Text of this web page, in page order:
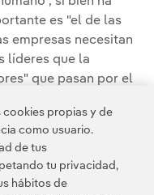
es "el de las
empresas necesitan
líderes que la
que pasan por el
por hacer"
cookies propias y de
como usuario.
de tus
tu privacidad,
hábitos de